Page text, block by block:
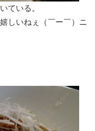
ている。
しいねぇ（￣ー￣）ニ